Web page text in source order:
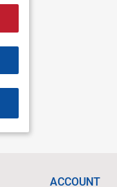
ACCOUNT